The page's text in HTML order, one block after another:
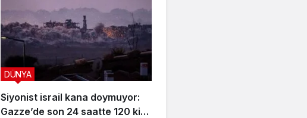
Siyonist israil kana doymuyor:
Gazze’de son 24 saatte 120 kişi
DÜNYA